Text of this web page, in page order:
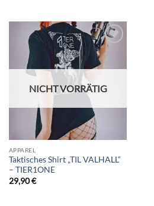
Add to
wishlist
NICHT VORRÄTIG
APPAREL
Taktisches Shirt „TIL VALHALL“
– TIER1ONE
29,90€